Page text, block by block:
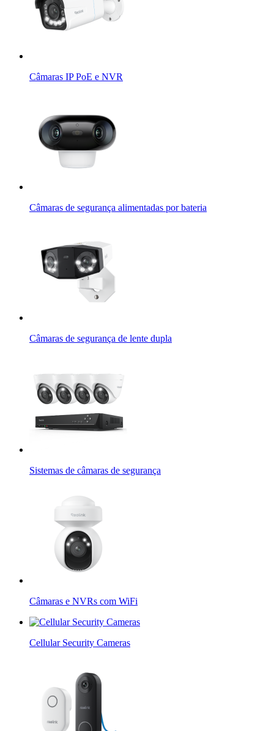
Câmaras IP PoE e NVR
Câmaras de segurança alimentadas por bateria
Câmaras de segurança de lente dupla
Sistemas de câmaras de segurança
Câmaras e NVRs com WiFi
Cellular Security Cameras